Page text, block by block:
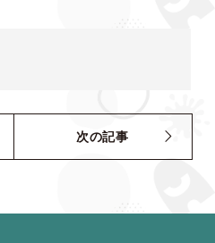
次の記事